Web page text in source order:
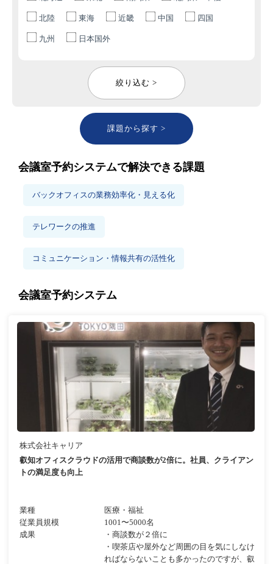
北陸 東海 近畿 中国 四国
九州 日本国外
絞り込む >
課題から探す >
会議室予約システムで解決できる課題
バックオフィスの業務効率化・見える化
テレワークの推進
コミュニケーション・情報共有の活性化
会議室予約システム
株式会社キャリア
叡知オフィスクラウドの活用で商談数が2倍に。社員、クライアン
トの満足度も向上
業種
医療・福祉
従業員規模
1001〜5000名
成果
・商談数が２倍に
・喫茶店や屋外など周囲の目を気にしなけ
ればならないことも多かったのですが、叡